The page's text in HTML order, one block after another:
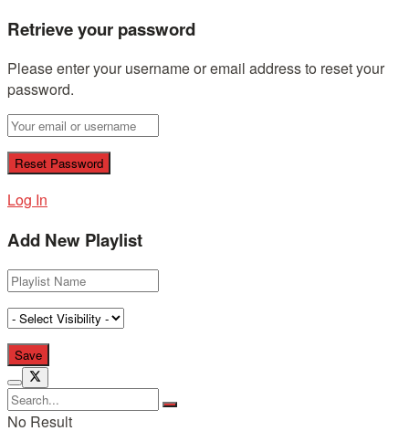
Retrieve your password
Please enter your username or email address to reset your
password.
Log In
Add New Playlist
No Result